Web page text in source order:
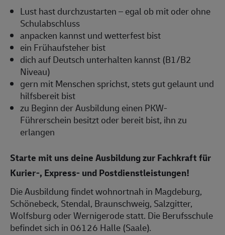
Lust hast durchzustarten – egal ob mit oder ohne
Schulabschluss
anpacken kannst und wetterfest bist
ein Frühaufsteher bist
dich auf Deutsch unterhalten kannst (B1/B2
Niveau)
gern mit Menschen sprichst, stets gut gelaunt und
hilfsbereit bist
zu Beginn der Ausbildung einen PKW-
Führerschein besitzt oder bereit bist, ihn zu
erlangen
Starte mit uns deine Ausbildung zur Fachkraft für
Kurier-, Express- und Postdienstleistungen!
Die Ausbildung findet wohnortnah in Magdeburg,
Schönebeck, Stendal, Braunschweig, Salzgitter,
Wolfsburg oder Wernigerode statt. Die Berufsschule
befindet sich in 06126 Halle (Saale).